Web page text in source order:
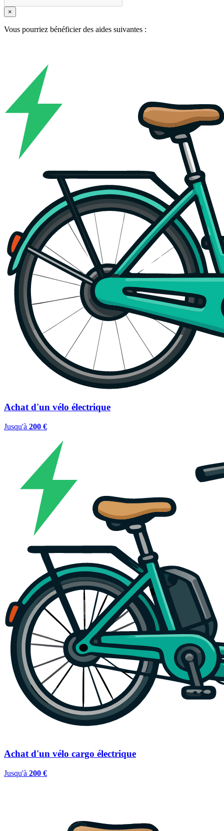
×
Vous pourriez bénéficier des aides suivantes :
Achat d'un vélo électrique
Jusqu'à 200 €
Achat d'un vélo cargo électrique
Jusqu'à 200 €